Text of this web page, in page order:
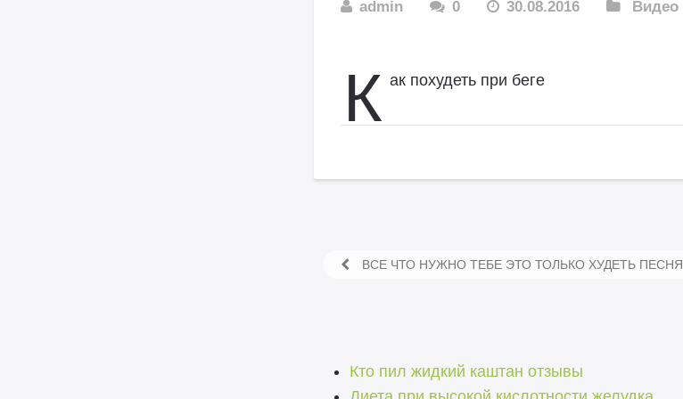
admin 0 30.08.2016 Видео
К ак похудеть при беге
ВСЕ ЧТО НУЖНО ТЕБЕ ЭТО ТОЛЬКО ХУДЕТЬ ПЕСНЯ
Кто пил жидкий каштан отзывы